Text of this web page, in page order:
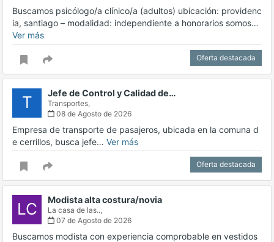
Buscamos psicólogo/a clínico/a (adultos) ubicación: providenc
ia, santiago – modalidad: independiente a honorarios somos…
Ver más
Oferta destacada
T Jefe de Control y Calidad de…
Transportes,
08 de Agosto de 2026
Empresa de transporte de pasajeros, ubicada en la comuna d
e cerrillos, busca jefe… Ver más
Oferta destacada
LC Modista alta costura/novia
La casa de las..,
07 de Agosto de 2026
Buscamos modista con experiencia comprobable en vestidos